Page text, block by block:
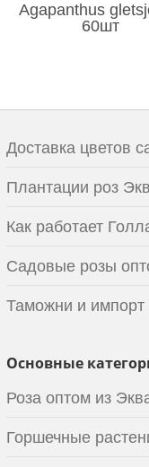
Agapanthus
60шт
Доставка цветов
Плантации роз
Как работает
Садовые розы
Таможни и импорт
Основные
Роза оптом из
Горшечные